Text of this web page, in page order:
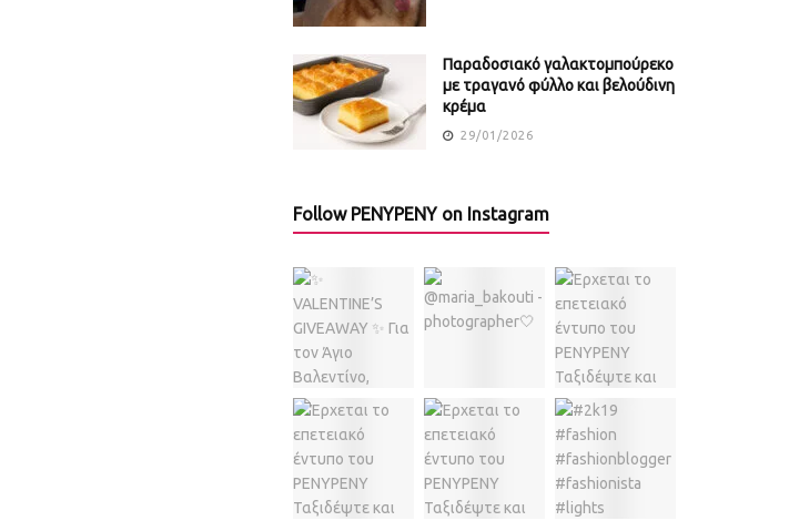
Παραδοσιακό γαλακτομπούρεκο
με τραγανό φύλλο και βελούδινη
κρέμα
29/01/2026
Follow PENYPENY on Instagram